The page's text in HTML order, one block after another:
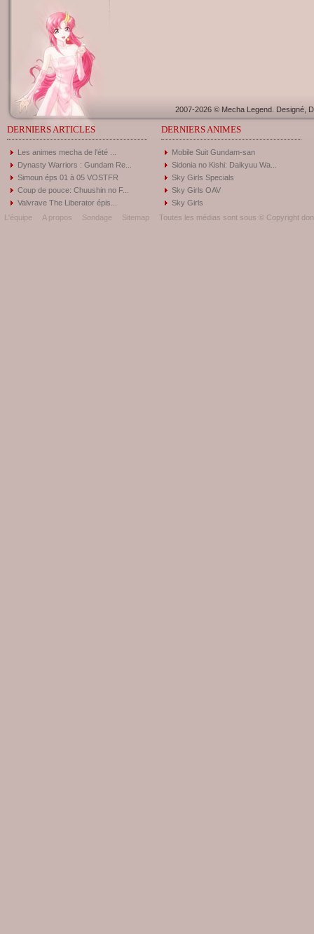
2007-2026 © Mecha Legend. Designé,
DERNIERS ARTICLES
Les animes mecha de l'été ...
Dynasty Warriors : Gundam Re...
Simoun éps 01 à 05 VOSTFR
Coup de pouce: Chuushin no F...
Valvrave The Liberator épis...
DERNIERS ANIMES
Mobile Suit Gundam-san
Sidonia no Kishi: Daikyuu Wa...
Sky Girls Specials
Sky Girls OAV
Sky Girls
L'équipe
A propos Sondage Sitemap Toutes les médias sont sous © Copyright